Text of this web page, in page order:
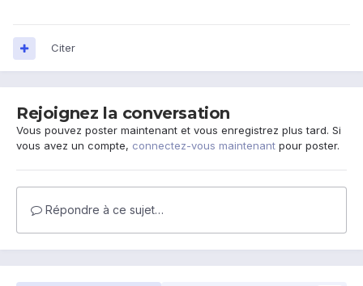
Citer
Rejoignez la conversation
Vous pouvez poster maintenant et vous enregistrez plus tard. Si
vous avez un compte, connectez-vous maintenant pour poster.
Répondre à ce sujet…